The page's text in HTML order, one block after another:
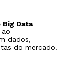
Big Data
dados,
do mercado.